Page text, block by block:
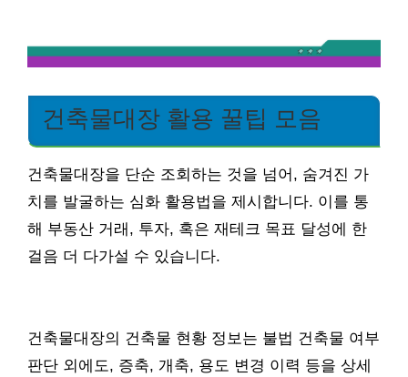
건축물대장 활용 꿀팁 모음
건축물대장을 단순 조회하는 것을 넘어, 숨겨진 가
치를 발굴하는 심화 활용법을 제시합니다. 이를 통
해 부동산 거래, 투자, 혹은 재테크 목표 달성에 한
걸음 더 다가설 수 있습니다.
건축물대장의 건축물 현황 정보는 불법 건축물 여부
판단 외에도, 증축, 개축, 용도 변경 이력 등을 상세